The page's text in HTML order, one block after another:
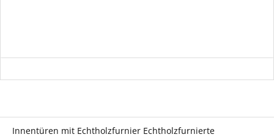
Innentüren mit Echtholzfurnier Echtholzfurnierte